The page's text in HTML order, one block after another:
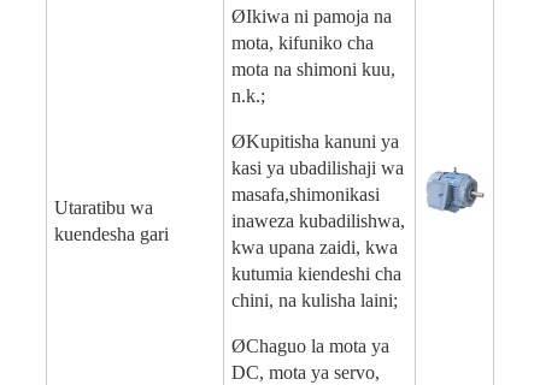
Utaratibu wa
kuendesha gari
ØIkiwa ni pamoja na
mota, kifuniko cha
mota na shimoni kuu,
n.k.;
ØKupitisha kanuni ya
kasi ya ubadilishaji wa
masafa,shimonikasi
inaweza kubadilishwa,
kwa upana zaidi, kwa
kutumia kiendeshi cha
chini, na kulisha laini;
ØChaguo la mota ya
DC, mota ya servo,